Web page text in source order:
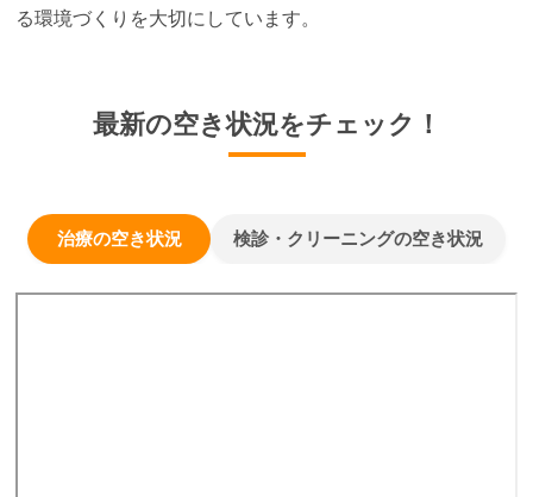
る環境づくりを大切にしています。
最新の空き状況をチェック！
治療の空き状況 検診・クリーニングの空き状況